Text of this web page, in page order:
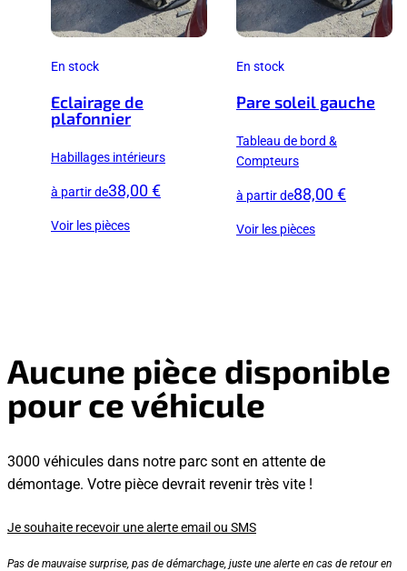
En stock
Eclairage de
plafonnier
Habillages intérieurs
à partir de38,00 €
Voir les pièces
En stock
Pare soleil gauche
Tableau de bord &
Compteurs
à partir de88,00 €
Voir les pièces
Aucune pièce disponible
pour ce véhicule
3000 véhicules dans notre parc sont en attente de
démontage. Votre pièce devrait revenir très vite !
Je souhaite recevoir une alerte email ou SMS
Pas de mauvaise surprise, pas de démarchage, juste une alerte en cas de retour en